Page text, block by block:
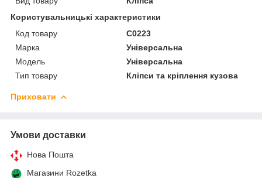
Користувальницькі характеристики
Код товару
C0223
Марка
Універсальна
Мoдель
Універсальна
Тип товару
Кліпси та кріплення кузова
Приховати
Умови доставки
Нова Пошта
Магазини Rozetka